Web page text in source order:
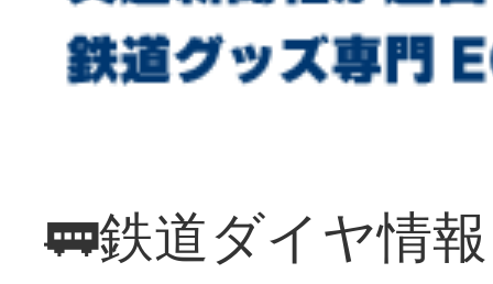
🚃鉄道ダイヤ情